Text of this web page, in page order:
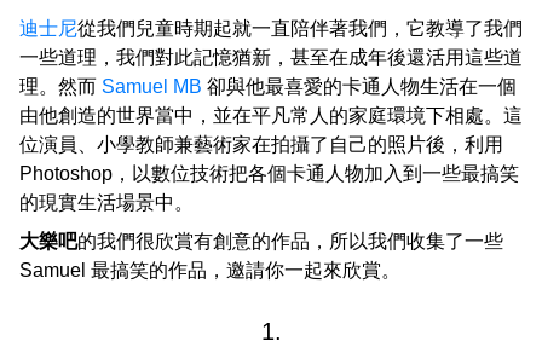
迪士尼從我們兒童時期起就一直陪伴著我們，它教導了我們
一些道理，我們對此記憶猶新，甚至在成年後還活用這些道
理。然而 Samuel MB 卻與他最喜愛的卡通人物生活在一個
由他創造的世界當中，並在平凡常人的家庭環境下相處。這
位演員、小學教師兼藝術家在拍攝了自己的照片後，利用
Photoshop，以數位技術把各個卡通人物加入到一些最搞笑
的現實生活場景中。
大樂吧的我們很欣賞有創意的作品，所以我們收集了一些
Samuel 最搞笑的作品，邀請你一起來欣賞。
1.